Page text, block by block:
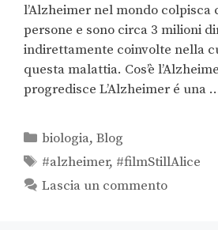
l’Alzheimer nel mondo colpisca
persone e sono circa 3 milioni
indirettamente coinvolte nella
questa malattia. Cos’è
progredisce L’Alzheimer é una
biologia,Blog
#alzheimer, #filmStillAlice
Lascia un commento